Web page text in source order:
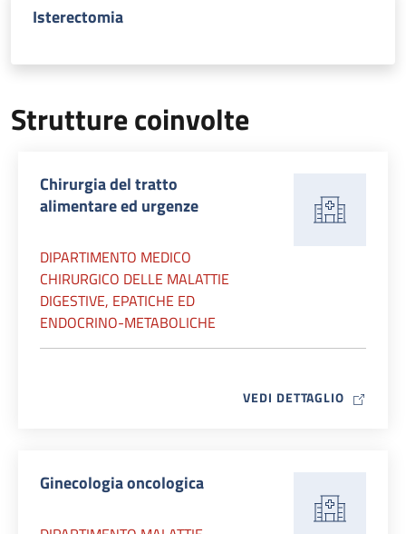
Isterectomia
Strutture coinvolte
Chirurgia del tratto
alimentare ed urgenze
DIPARTIMENTO MEDICO
CHIRURGICO DELLE MALATTIE
DIGESTIVE, EPATICHE ED
ENDOCRINO-METABOLICHE
VEDI DETTAGLIO MAP ICON
Ginecologia oncologica